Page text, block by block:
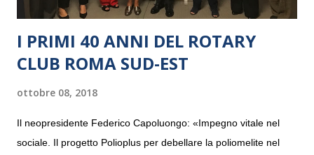
I PRIMI 40 ANNI DEL ROTARY
CLUB ROMA SUD-EST
ottobre 08, 2018
Il neopresidente Federico Capoluongo: «Impegno vitale nel
sociale. Il progetto Polioplus per debellare la poliomelite nel